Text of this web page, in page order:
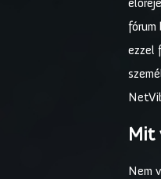
fórum
ezzel
Mit
Nem